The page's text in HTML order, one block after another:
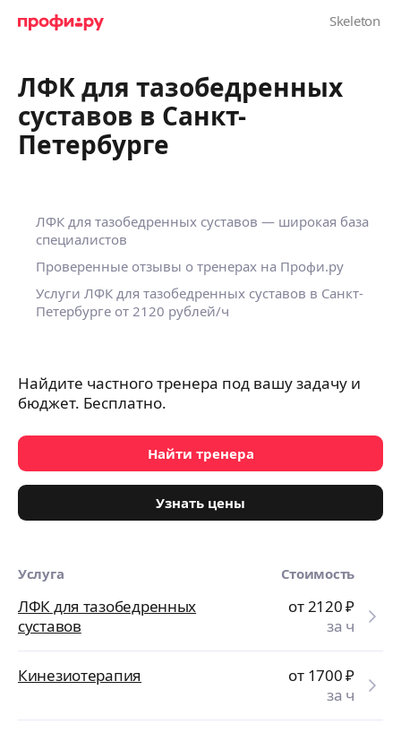
ЛФК для тазобедренных
суставов в Санкт-
Петербурге
ЛФК для тазобедренных суставов — широкая база
специалистов
Проверенные отзывы о тренерах на Профи.ру
Услуги ЛФК для тазобедренных суставов в Санкт-
Петербурге от 2120 рублей/ч
Найдите частного тренера под вашу задачу и
бюджет. Бесплатно.
Найти тренера
Узнать цены
Услуга Стоимость
ЛФК для тазобедренных
суставов
от 2120₽
за ч
Кинезиотерапия от 1700₽
за ч